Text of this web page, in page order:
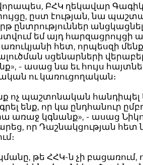
ԲՀԿ ղեկավար
ըստ էության, նա
ընտրություններ
եմ այդ հարզացրույցի
հետ, որպեսզի
սցենարների
- ասաց նա եւ հույս
ու կառուցողական։
ոչ պաշտոնական հանդիպել
ենք, որ կա ընդհանուր
առաջ կգնանք», - ասաց
որ Դաշնակցության հետ
թե ՀՀԿ-ն չի բացառում,